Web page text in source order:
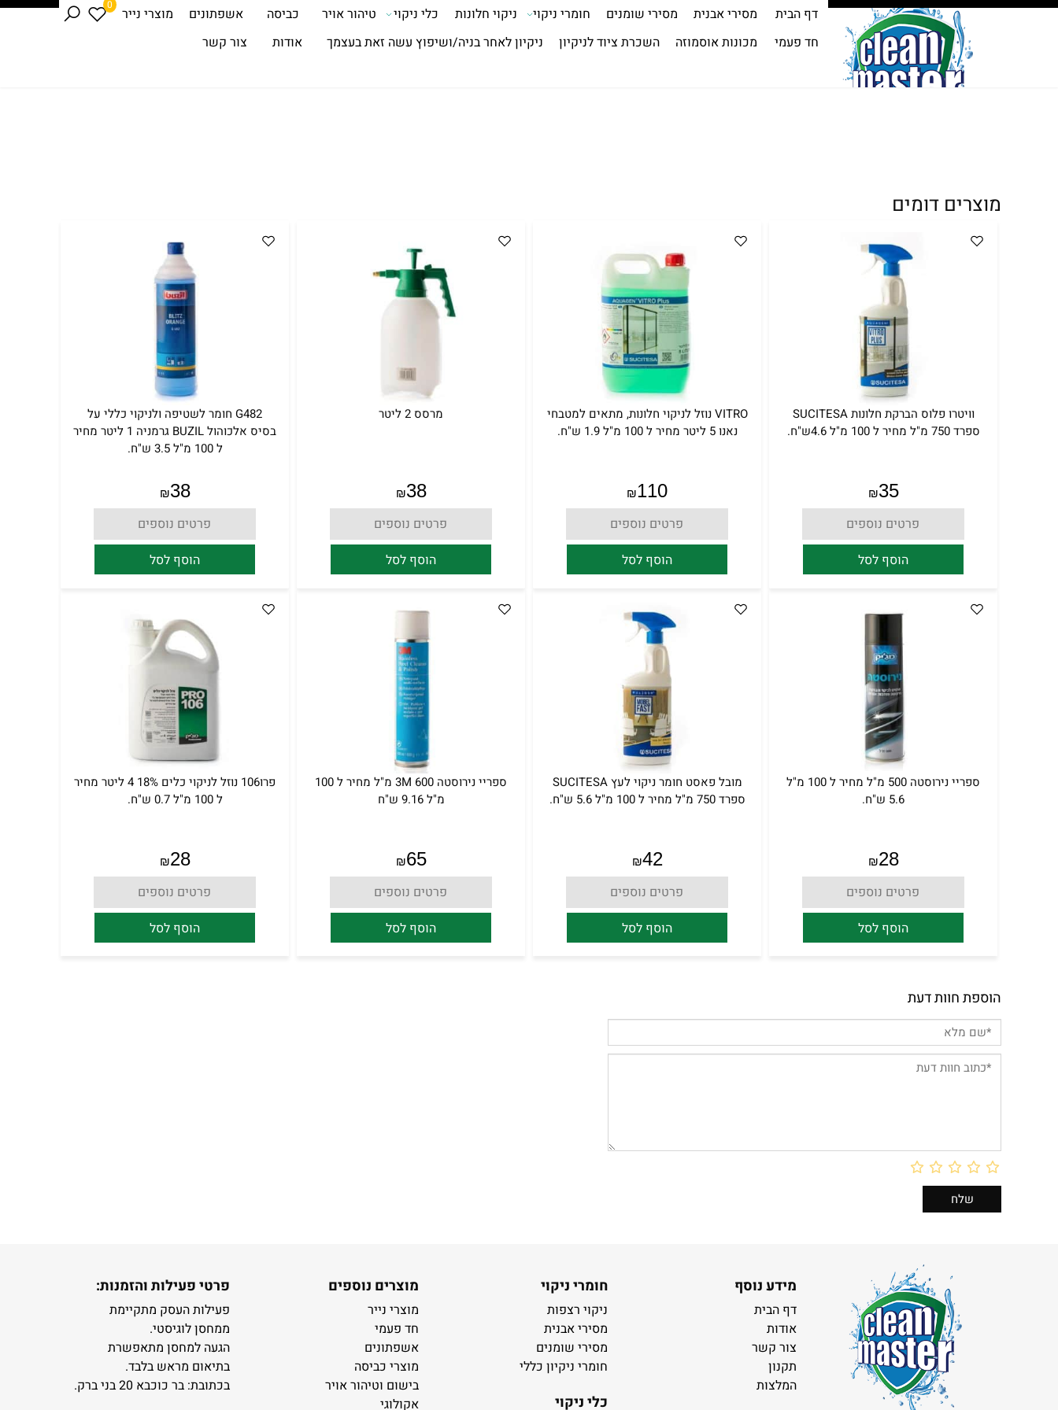
0 דף הבית מסירי אבנית מסירי שומנים חומרי ניקוי ניקוי חלונות כלי ניקוי טיהור אויר כביסה אשפתונים
מוצרי נייר
חד פעמי
מכונות אוסמוזה השכרת ציוד לניקיון ניקיון לאחר בניה/ושיפוץ עשה זאת בעצמך אודות צור קשר
מוצרים דומים
וויטרו פלוס הברקת חלונות SUCITESA
ספרד 750 מ"ל מחיר ל 100 מ"ל 4.6ש"ח.
₪35
פרטים נוספים
הוסף לסל
VITRO נוזל לניקוי חלונות, מתאים למטבחי
נאנו 5 ליטר מחיר ל 100 מ"ל 1.9 ש"ח.
₪110
פרטים נוספים
הוסף לסל
מרסס 2 ליטר
₪38
פרטים נוספים
הוסף לסל
G482 חומר לשטיפה ולניקוי כללי על
בסיס אלכוהול BUZIL גרמניה 1 ליטר מחיר
ל 100 מ"ל 3.5 ש"ח.
₪38
פרטים נוספים
הוסף לסל
ספריי נירוסטה 500 מ"ל מחיר ל 100 מ"ל
5.6 ש"ח.
₪28
פרטים נוספים
הוסף לסל
מובל פאסט חומר ניקוי לעץ SUCITESA
ספרד 750 מ"ל מחיר ל 100 מ"ל 5.6 ש"ח.
₪42
פרטים נוספים
הוסף לסל
ספריי נירוסטה 3M 600 מ"ל מחיר ל 100
מ"ל 9.16 ש"ח
₪65
פרטים נוספים
הוסף לסל
פרו106 נוזל לניקוי כלים 18% 4 ליטר מחיר
ל 100 מ"ל 0.7 ש"ח.
₪28
פרטים נוספים
הוסף לסל
הוספת חוות דעת
מידע נוסף
דף הבית
אודות
צור קשר
תקנון
המלצות
חומרי ניקוי
ניקוי רצפות
מסירי אבנית
מסירי שומנים
חומרי ניקיון כללי
כלי ניקוי
מוצרים נוספים
מוצרי נייר
חד פעמי
אשפתונים
מוצרי כביסה
בישום וטיהור אויר
אקולוגי
פרטי פעילות והזמנות:
פעילות העסק מתקיימת
ממחסן לוגיסטי.
הגעה למחסן מתאפשרת
בתיאום מראש בלבד.
בכתובת: בר כוכבא 20 בני ברק.